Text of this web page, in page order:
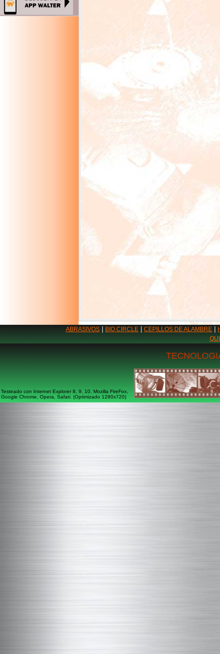
ABRASIVOS BIO CIRCLE CEPILLOS DE ALAMBRE
Testeado con Internet Explorer 8, 9, 10, Mozilla FireFox,
Google Chrome, Opera, Safari. (Optimizado 1280x720)